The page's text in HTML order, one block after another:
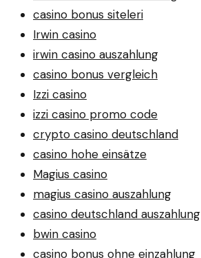
casino bonus siteleri
Irwin casino
irwin casino auszahlung
casino bonus vergleich
Izzi casino
izzi casino promo code
crypto casino deutschland
casino hohe einsätze
Magius casino
magius casino auszahlung
casino deutschland auszahlung
bwin casino
casino bonus ohne einzahlung